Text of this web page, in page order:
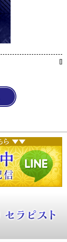
[]